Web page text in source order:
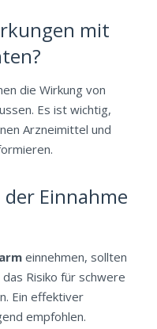
mit
die Wirkung von
Es ist wichtig,
Arzneimittel und
Einnahme
einnehmen, sollten
Risiko für schwere
Ein effektiver
empfohlen.